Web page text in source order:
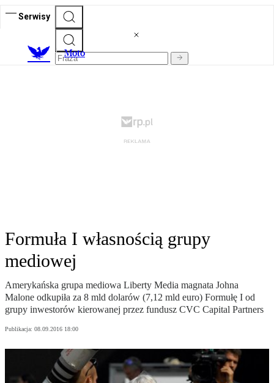
Serwisy
Moto
Formuła I własnością grupy
mediowej
Amerykańska grupa mediowa Liberty Media magnata Johna
Malone odkupiła za 8 mld dolarów (7,12 mld euro) Formułę I od
grupy inwestorów kierowanej przez fundusz CVC Capital Partners
Publikacja: 08.09.2016 18:00